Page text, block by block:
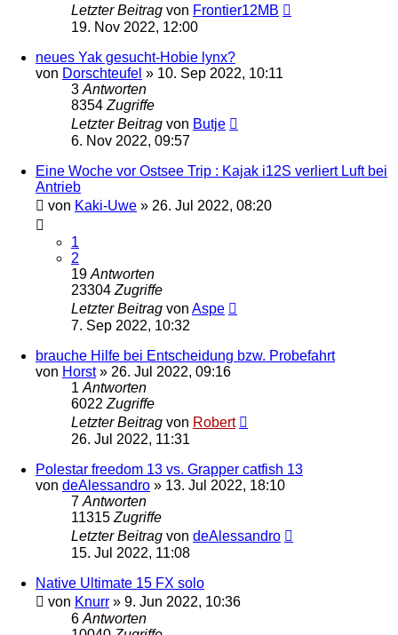
Letzter Beitrag von Frontier12MB
19. Nov 2022, 12:00
neues Yak gesucht-Hobie lynx?
von Dorschteufel » 10. Sep 2022, 10:11
3 Antworten
8354 Zugriffe
Letzter Beitrag von Butje
6. Nov 2022, 09:57
Eine Woche vor Ostsee Trip : Kajak i12S verliert Luft bei
Antrieb
von Kaki-Uwe » 26. Jul 2022, 08:20
1
2
19 Antworten
23304 Zugriffe
Letzter Beitrag von Aspe
7. Sep 2022, 10:32
brauche Hilfe bei Entscheidung bzw. Probefahrt
von Horst» 26. Jul 2022, 09:16
1 Antworten
6022 Zugriffe
Letzter Beitrag von Robert
26. Jul 2022, 11:31
Polestar freedom 13 vs. Grapper catfish 13
von deAlessandro » 13. Jul 2022, 18:10
7 Antworten
11315 Zugriffe
Letzter Beitrag von deAlessandro
15. Jul 2022, 11:08
Native Ultimate 15 FX solo
von Knurr » 9. Jun 2022, 10:36
6 Antworten